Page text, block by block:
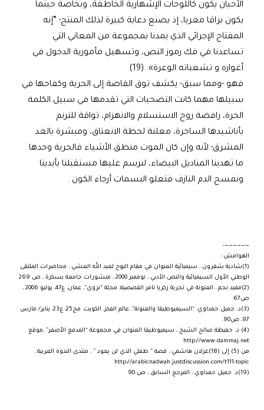
الأحيان يكون كاللوحات الإشهارية الخاطفة، وبخاصة حينما
يكون براقا مغريا، إذ يصنع دعاية كبيرة لذلك المنتج؛ “إنه
المفتاح الإجرائي الذي يمدنا بمجموعة من المعاني التي
تساعدنا في فك رموز النص، وتسهيل مأمورية الدخول في
أغواره و تشعباته الوعرة». (19)
فهو -ومما سبق- يكشف توق القاصة إلى الحرية وكفاحها في
سبيلها مهما كانت التضحيات التي تقدمها في سبيل الكلمة
الحرة، رافضة روح الاستسلام والانهزام، تواقة للترنم
بأناشيدها الساحرة، معلنة لحظة الانعتاق، ومبشرة بالغد
المشرق؛ لأنه وإن كان الموت منطق الأشياء فالحرية وحدها
ما تهدينا المناديل البيضاء، لنرسم عليها مستقبلنا بأيدينا
ونمسح الدم النازف فتعلو البسمات أرجاء الكون .
——————-
الهوامش :
(1)شادية شقرون ، سيميائية العنوان في مقام البوح لعبد الله العشي ، محاضرات الملتقى
الوطني الأول السيميائية والنص الأدبي ، نوفمبر 2000 ، منشورات جامعة بسكرة ، ص 269
(2)مفيد نجم ، العنونة في تجربة زكريا تامر القصصية، مجلة “نزوى”، عمان، ع47، يوليو 2006 ،
ص67
(3)د. جميل حمداوي: “السيميوطيقا والعنونة”، عالم الفكر، الكويت، مج25، ع23، يناير/ مارس
97، ص90.
(4) د. حفيظة صالح الشيخ ، سيميوطيقا العنوان في مجموعة “المدفع الأصفر” ,موقع
http://www.dammaj.net
من (5) إلى (18)غزلان هاشمي ، قصة ” طفلي الذي لن يعود ” ، منتدى الندوة العربية ،
http://arabicnadwah.justdiscussion.com/t111-topic
(19)د. جميل حمداوي ، المرجع السابق ، ص 90